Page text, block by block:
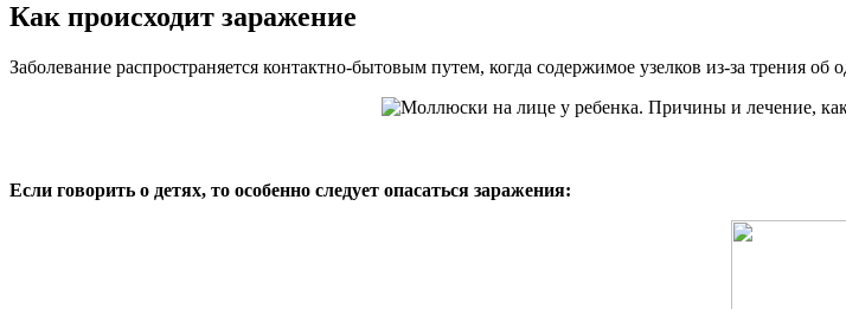
Как происходит заражение
Заболевание распространяется контактно-бытовым путем, когда содержимое узелков из-за трения
Если говорить о детях, то особенно следует опасаться заражения: